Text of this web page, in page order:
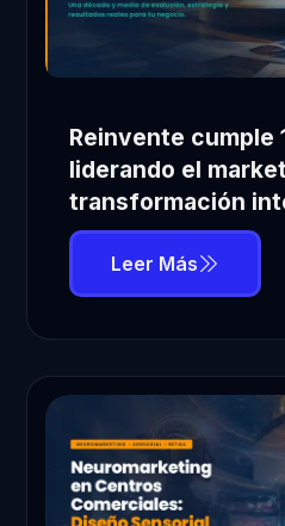
Reinvente cumple
liderando el
transformación
Leer Más